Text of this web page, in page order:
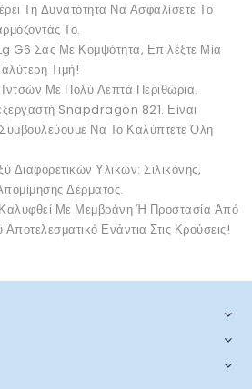
Τη Δυνατότητα Να Ασφαλίσετε Το
Το.
G6 Σας Με Κομψότητα, Επιλέξτε Μία
Τιμή!
Με Πολύ Λεπτά Περιθώρια.
Snapdragon 821. Είναι
Να Το Καλύπτετε Όλη
Διαφορετικών Υλικών: Σιλικόνης,
Δέρματος.
Με Μεμβράνη Ή Προστασία Από
Ενάντια Στις Κρούσεις!